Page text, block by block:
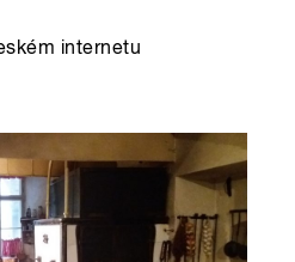
internetu